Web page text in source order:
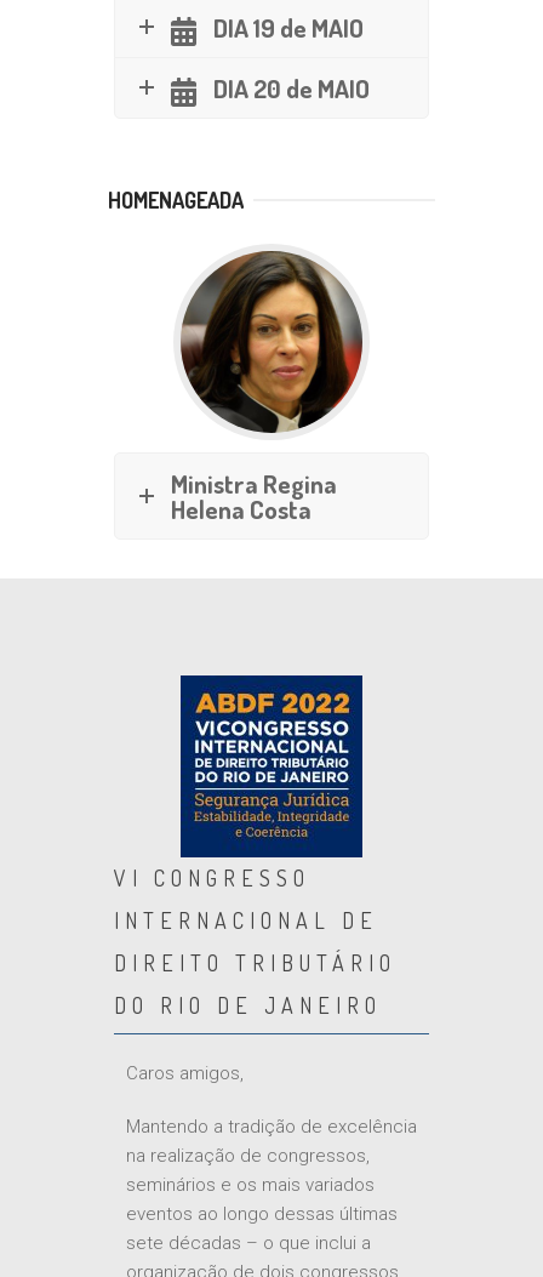
DIA 19 de MAIO
DIA 20 de MAIO
HOMENAGEADA
Ministra Regina
Helena Costa
VI CONGRESSO
INTERNACIONAL DE
DIREITO TRIBUTÁRIO
DO RIO DE JANEIRO
Caros amigos,
Mantendo a tradição de excelência
na realização de congressos,
seminários e os mais variados
eventos ao longo dessas últimas
sete décadas – o que inclui a
organização de dois congressos